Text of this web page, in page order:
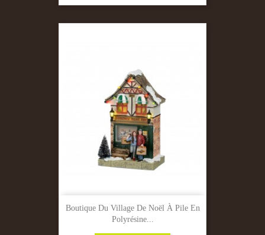
Boutique Du Village De Noël À Pile En
Polyrésine...